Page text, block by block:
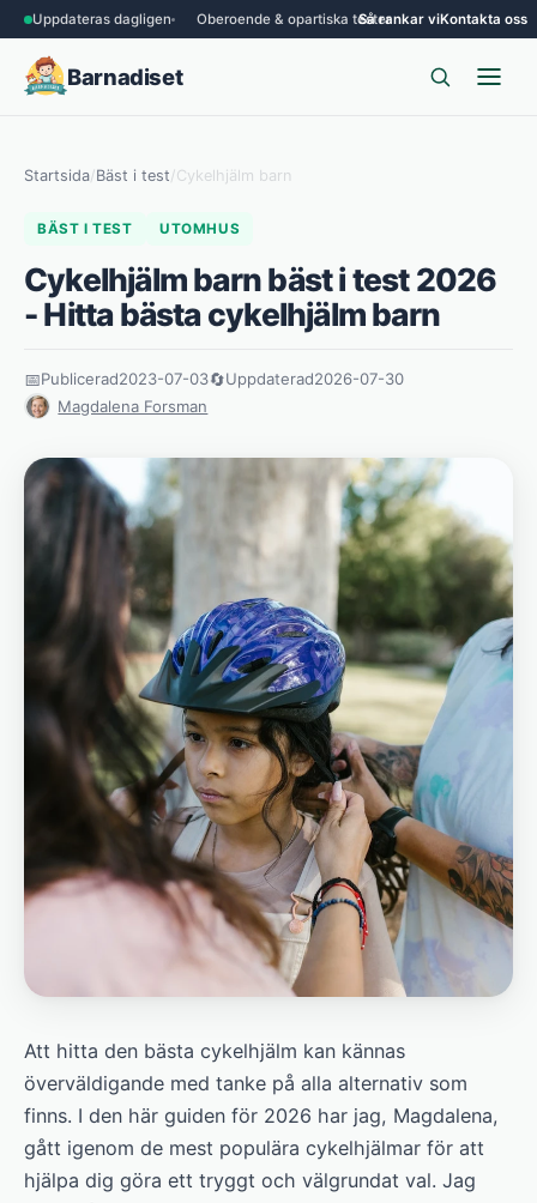
Uppdateras dagligen Oberoende & opartiska testerSå rankar viKontakta oss
Barnadiset
Startsida/Bäst i test/Cykelhjälm barn
BÄST I TEST UTOMHUS
Cykelhjälm barn bäst i test 2026
- Hitta bästa cykelhjälm barn
📅Publicerad2023-07-03🔄Uppdaterad2026-07-30
Magdalena Forsman
Att hitta den bästa cykelhjälm kan kännas
överväldigande med tanke på alla alternativ som
finns. I den här guiden för 2026 har jag, Magdalena,
gått igenom de mest populära cykelhjälmar för att
hjälpa dig göra ett tryggt och välgrundat val. Jag